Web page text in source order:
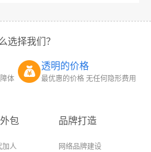
选择我们？
体
透明的价格
最优惠的价格 无任何隐形费用
包
加人
品牌打造
网络品牌建设